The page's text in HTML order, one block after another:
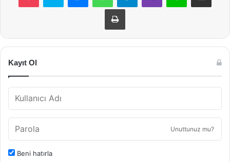
Yazdır
Kayıt Ol
Unuttunuz mu?
Beni hatırla